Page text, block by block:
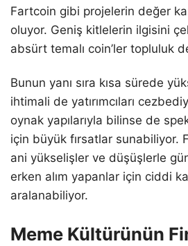
Fartcoin gibi projelerin değer
oluyor. Geniş kitlelerin ilgisini
absürt temalı coin’ler topluluk
Bunun yanı sıra kısa sürede
ihtimali de yatırımcıları
oynak yapılarıyla bilinse de
için büyük fırsatlar sunabiliyor.
ani yükselişler ve düşüşlerle
erken alım yapanlar için ciddi
aralanabiliyor.
Meme Kültürünün